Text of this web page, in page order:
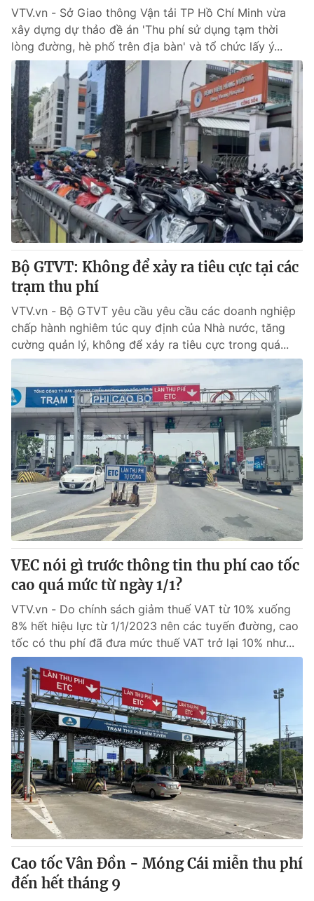
VTV.vn - Sở Giao thông Vận tải TP Hồ Chí Minh vừa
xây dựng dự thảo đề án 'Thu phí sử dụng tạm thời
lòng đường, hè phố trên địa bàn' và tổ chức lấy ý...
Bộ GTVT: Không để xảy ra tiêu cực tại các
trạm thu phí
VTV.vn - Bộ GTVT yêu cầu yêu cầu các doanh nghiệp
chấp hành nghiêm túc quy định của Nhà nước, tăng
cường quản lý, không để xảy ra tiêu cực trong quá...
VEC nói gì trước thông tin thu phí cao tốc
cao quá mức từ ngày 1/1?
VTV.vn - Do chính sách giảm thuế VAT từ 10% xuống
8% hết hiệu lực từ 1/1/2023 nên các tuyến đường, cao
tốc có thu phí đã đưa mức thuế VAT trở lại 10% như...
Cao tốc Vân Đồn - Móng Cái miễn thu phí
đến hết tháng 9